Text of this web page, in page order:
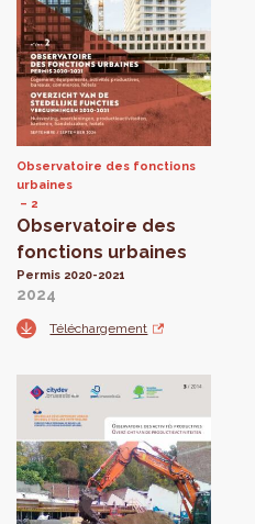
Observatoire des fonctions
urbaines
2
Observatoire des
fonctions urbaines
Permis 2020-2021
2024
Téléchargement